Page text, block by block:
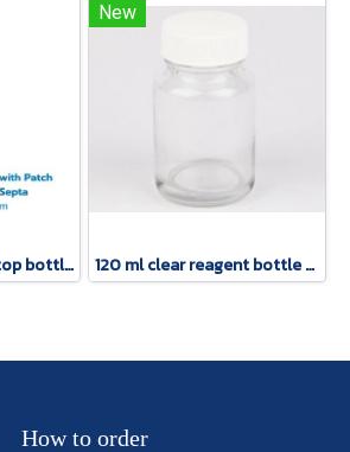
100 ml Clear screw top bottle with scale and PP black solid cap/PTFE Silicone septa
New
120 ml clear reagent bottle with solid cap
How to order